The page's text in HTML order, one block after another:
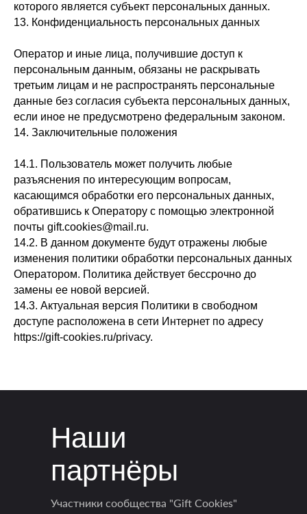
которого является субъект персональных данных.
13. Конфиденциальность персональных данных
Оператор и иные лица, получившие доступ к
персональным данным, обязаны не раскрывать
третьим лицам и не распространять персональные
данные без согласия субъекта персональных данных,
если иное не предусмотрено федеральным законом.
14. Заключительные положения
14.1. Пользователь может получить любые
разъяснения по интересующим вопросам,
касающимся обработки его персональных данных,
обратившись к Оператору с помощью электронной
почты gift.cookies@mail.ru.
14.2. В данном документе будут отражены любые
изменения политики обработки персональных данных
Оператором. Политика действует бессрочно до
замены ее новой версией.
14.3. Актуальная версия Политики в свободном
доступе расположена в сети Интернет по адресу
https://gift-cookies.ru/privacy.
Участники сообщества "Gift Cookies"
Наши
партнёры